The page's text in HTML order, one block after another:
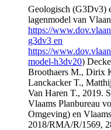
Geologisch (G3Dv3)
lagenmodel van
https://
g3dv3 en
https://
model-h3dv20)
Broothaers M., Dirix
Lanckacker T.,
Van Haren T., 2019.
Vlaams Planbureau
Omgeving) en
2018/RMA/R/1569,